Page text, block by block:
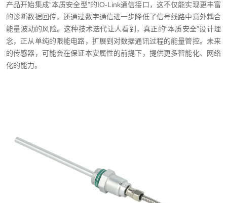
产品开始集成“本质安全型”的IO-Link通信接口，这不仅能实现更丰富
的诊断数据回传，还通过数字通信进一步降低了信号线路中意外耦合
能量波动的风险。这种技术迭代让人看到，真正的“本质安全”设计理
念，正从单纯的限能电路，扩展到对数据通讯过程的能量管控。未来
的传感器，可能会在保证本安属性的前提下，提供更多智能化、网络
化的能力。